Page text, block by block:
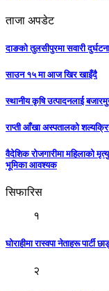
ताजा अपडेट
दाङको तुलसीपुरमा सवारी
साउन १५ मा आज खिर खाइँदै
स्थानीय कृषि उत्पादनलाई
राप्ती आँखा अस्पतालको
वैदेशिक रोजगारीमा महिलाको
भूमिका आवश्यक
सिफारिस
१
घोराहीमा रास्वपा नेताहरू पार्टी
२